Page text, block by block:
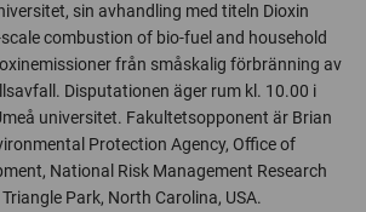
sin avhandling med titeln Dioxin
combustion of bio-fuel and household
från småskalig förbränning av
Disputationen äger rum kl. 10.00 i
universitet. Fakultetsopponent är Brian
Protection Agency, Office of
National Risk Management Research
Park, North Carolina, USA.